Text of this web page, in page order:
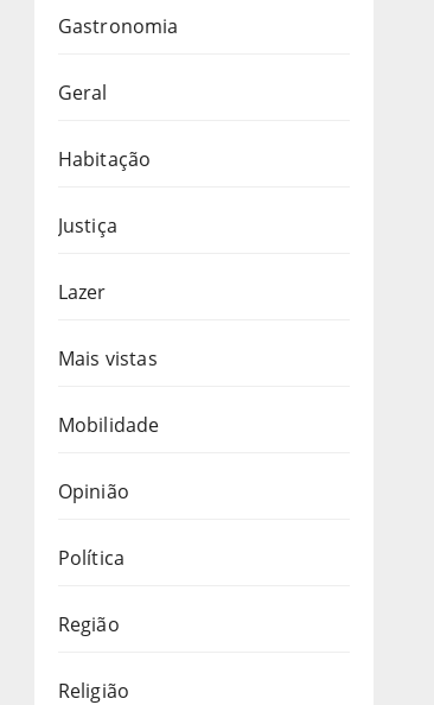
Gastronomia
Geral
Habitação
Justiça
Lazer
Mais vistas
Mobilidade
Opinião
Política
Região
Religião